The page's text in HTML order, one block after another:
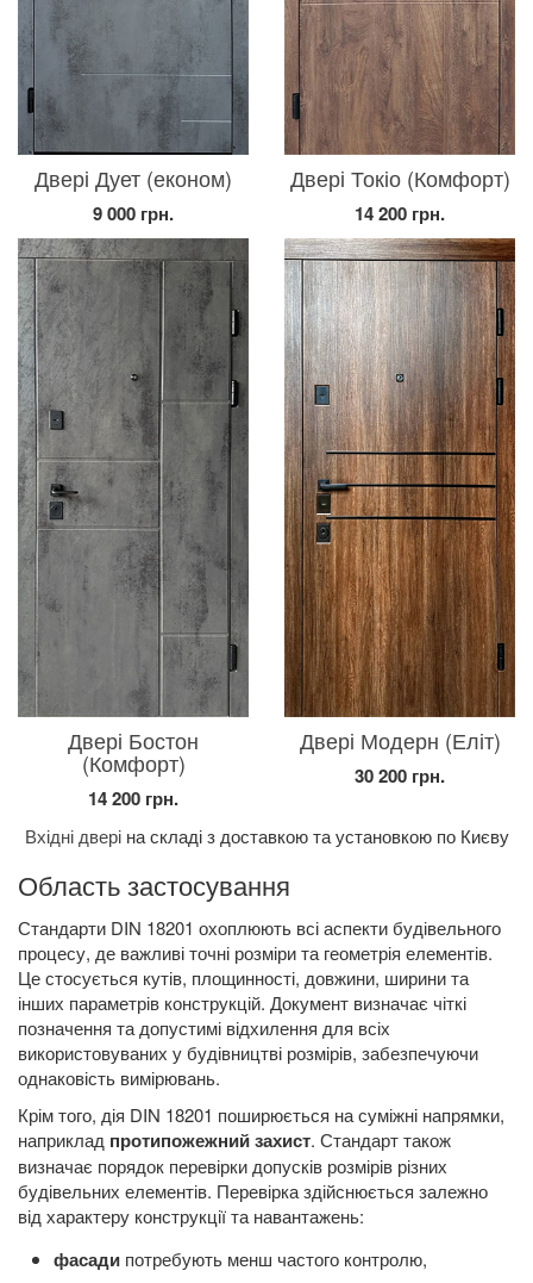
Двері Дует (економ)
9 000 грн.
Двері Токіо (Комфорт)
14 200 грн.
Двері Бостон
(Комфорт)
14 200 грн.
Двері Модерн (Еліт)
30 200 грн.
Вхідні дверіна складі з доставкою та установкою по Києву
Область застосування
Стандарти DIN 18201 охоплюють всі аспекти будівельного
процесу, де важливі точні розміри та геометрія елементів.
Це стосується кутів, площинності, довжини, ширини та
інших параметрів конструкцій. Документ визначає чіткі
позначення та допустимі відхилення для всіх
використовуваних у будівництві розмірів, забезпечуючи
однаковість вимірювань.
Крім того, дія DIN 18201 поширюється на суміжні напрямки,
наприклад протипожежний захист. Стандарт також
визначає порядок перевірки допусків розмірів різних
будівельних елементів. Перевірка здійснюється залежно
від характеру конструкції та навантажень:
фасади потребують менш частого контролю,